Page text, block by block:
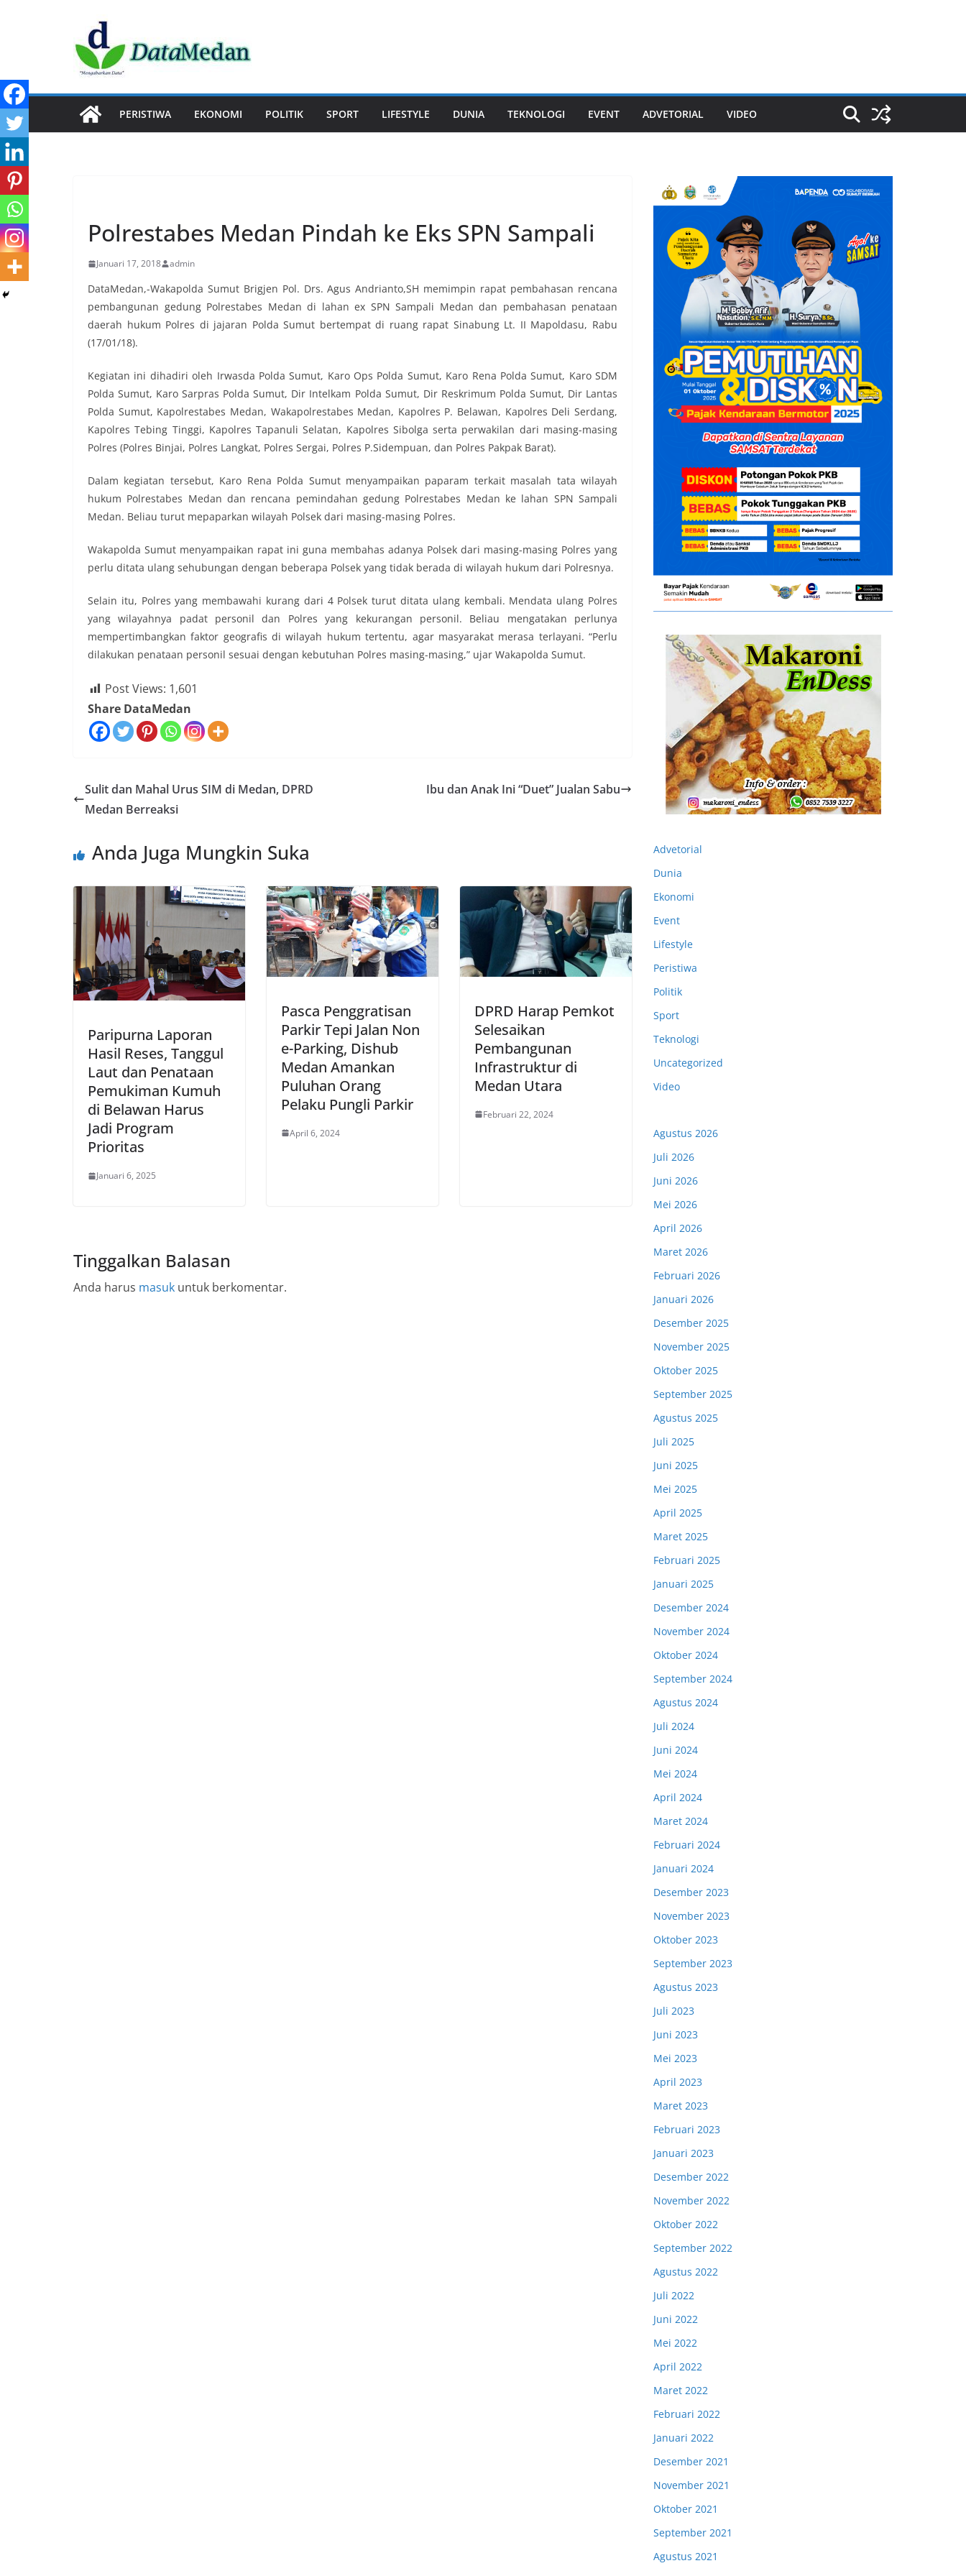
PERISTIWA EKONOMI POLITIK SPORT LIFESTYLE DUNIA TEKNOLOGI EVENT ADVETORIAL VIDEO
Polrestabes Medan Pindah ke Eks SPN Sampali
Januari 17, 2018 admin
DataMedan,-Wakapolda Sumut Brigjen Pol. Drs. Agus Andrianto,SH memimpin rapat pembahasan rencana
pembangunan gedung Polrestabes Medan di lahan ex SPN Sampali Medan dan pembahasan penataan
daerah hukum Polres di jajaran Polda Sumut bertempat di ruang rapat Sinabung Lt. II Mapoldasu, Rabu
(17/01/18).
Kegiatan ini dihadiri oleh Irwasda Polda Sumut, Karo Ops Polda Sumut, Karo Rena Polda Sumut, Karo SDM
Polda Sumut, Karo Sarpras Polda Sumut, Dir Intelkam Polda Sumut, Dir Reskrimum Polda Sumut, Dir Lantas
Polda Sumut, Kapolrestabes Medan, Wakapolrestabes Medan, Kapolres P. Belawan, Kapolres Deli Serdang,
Kapolres Tebing Tinggi, Kapolres Tapanuli Selatan, Kapolres Sibolga serta perwakilan dari masing-masing
Polres (Polres Binjai, Polres Langkat, Polres Sergai, Polres P.Sidempuan, dan Polres Pakpak Barat).
Dalam kegiatan tersebut, Karo Rena Polda Sumut menyampaikan paparam terkait masalah tata wilayah
hukum Polrestabes Medan dan rencana pemindahan gedung Polrestabes Medan ke lahan SPN Sampali
Medan. Beliau turut mepaparkan wilayah Polsek dari masing-masing Polres.
Wakapolda Sumut menyampaikan rapat ini guna membahas adanya Polsek dari masing-masing Polres yang
perlu ditata ulang sehubungan dengan beberapa Polsek yang tidak berada di wilayah hukum dari Polresnya.
Selain itu, Polres yang membawahi kurang dari 4 Polsek turut ditata ulang kembali. Mendata ulang Polres
yang wilayahnya padat personil dan Polres yang kekurangan personil. Beliau mengatakan perlunya
mempertimbangkan faktor geografis di wilayah hukum tertentu, agar masyarakat merasa terlayani. “Perlu
dilakukan penataan personil sesuai dengan kebutuhan Polres masing-masing,” ujar Wakapolda Sumut.
Post Views: 1,601
Share DataMedan
Sulit dan Mahal Urus SIM di Medan, DPRD
Medan Berreaksi
Ibu dan Anak Ini “Duet” Jualan Sabu
Anda Juga Mungkin Suka
Paripurna Laporan
Hasil Reses, Tanggul
Laut dan Penataan
Pemukiman Kumuh
di Belawan Harus
Jadi Program
Prioritas
Januari 6, 2025
Pasca Penggratisan
Parkir Tepi Jalan Non
e-Parking, Dishub
Medan Amankan
Puluhan Orang
Pelaku Pungli Parkir
April 6, 2024
DPRD Harap Pemkot
Selesaikan
Pembangunan
Infrastruktur di
Medan Utara
Februari 22, 2024
Tinggalkan Balasan
Anda harus masuk untuk berkomentar.
Advetorial
Dunia
Ekonomi
Event
Lifestyle
Peristiwa
Politik
Sport
Teknologi
Uncategorized
Video
Agustus 2026
Juli 2026
Juni 2026
Mei 2026
April 2026
Maret 2026
Februari 2026
Januari 2026
Desember 2025
November 2025
Oktober 2025
September 2025
Agustus 2025
Juli 2025
Juni 2025
Mei 2025
April 2025
Maret 2025
Februari 2025
Januari 2025
Desember 2024
November 2024
Oktober 2024
September 2024
Agustus 2024
Juli 2024
Juni 2024
Mei 2024
April 2024
Maret 2024
Februari 2024
Januari 2024
Desember 2023
November 2023
Oktober 2023
September 2023
Agustus 2023
Juli 2023
Juni 2023
Mei 2023
April 2023
Maret 2023
Februari 2023
Januari 2023
Desember 2022
November 2022
Oktober 2022
September 2022
Agustus 2022
Juli 2022
Juni 2022
Mei 2022
April 2022
Maret 2022
Februari 2022
Januari 2022
Desember 2021
November 2021
Oktober 2021
September 2021
Agustus 2021